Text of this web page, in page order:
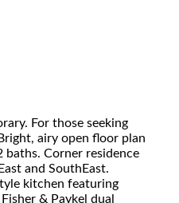
For those seeking
airy open floor plan
Corner residence
and SouthEast.
kitchen featuring
& Paykel dual